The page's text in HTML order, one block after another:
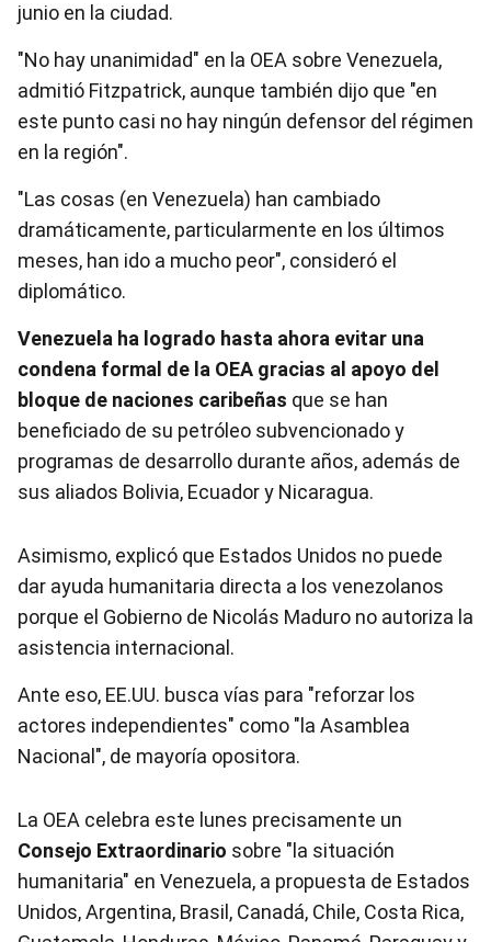
junio en la ciudad.
"No hay unanimidad" en la OEA sobre Venezuela,
admitió Fitzpatrick, aunque también dijo que "en
este punto casi no hay ningún defensor del régimen
en la región".
"Las cosas (en Venezuela) han cambiado
dramáticamente, particularmente en los últimos
meses, han ido a mucho peor", consideró el
diplomático.
Venezuela ha logrado hasta ahora evitar una
condena formal de la OEA gracias al apoyo del
bloque de naciones caribeñas que se han
beneficiado de su petróleo subvencionado y
programas de desarrollo durante años, además de
sus aliados Bolivia, Ecuador y Nicaragua.
Asimismo, explicó que Estados Unidos no puede
dar ayuda humanitaria directa a los venezolanos
porque el Gobierno de Nicolás Maduro no autoriza la
asistencia internacional.
Ante eso, EE.UU. busca vías para "reforzar los
actores independientes" como "la Asamblea
Nacional", de mayoría opositora.
La OEA celebra este lunes precisamente un
Consejo Extraordinario sobre "la situación
humanitaria" en Venezuela, a propuesta de Estados
Unidos, Argentina, Brasil, Canadá, Chile, Costa Rica,